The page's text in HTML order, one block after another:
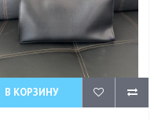
В КОРЗИНУ